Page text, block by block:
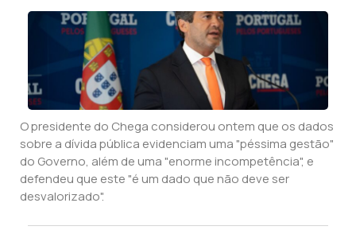
O presidente do Chega considerou ontem que os dados
sobre a dívida pública evidenciam uma "péssima gestão"
do Governo, além de uma "enorme incompetência", e
defendeu que este "é um dado que não deve ser
desvalorizado".